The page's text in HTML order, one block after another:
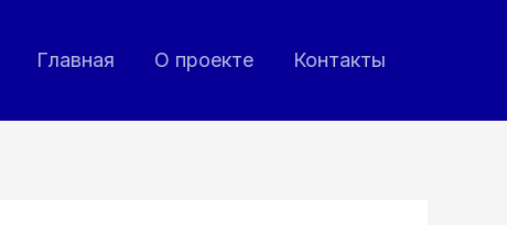
Главная О проекте Контакты